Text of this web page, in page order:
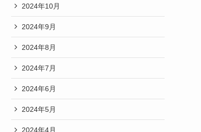
2024年10月
2024年9月
2024年8月
2024年7月
2024年6月
2024年5月
2024年4月